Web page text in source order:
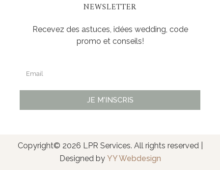
NEWSLETTER
Recevez des astuces, idées wedding, code
promo et conseils!
JE M'INSCRIS
Copyright© 2026 LPR Services. All rights reserved |
Designed by YY Webdesign